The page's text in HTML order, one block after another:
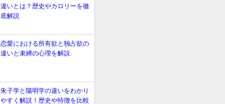
違いとは？歴史やカロリーを徹
底解説
恋愛における所有欲と独占欲の
違いと束縛の心理を解説
朱子学と陽明学の違いをわかり
やすく解説！歴史や特徴を比較